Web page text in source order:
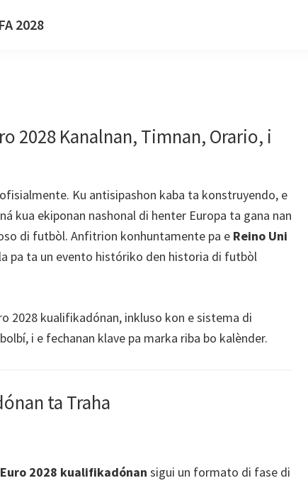
2028
2028 Kanalnan, Timnan, Orario, i
Ku antisipashon kaba ta konstruyendo, e
kua ekiponan nashonal di henter Europa ta gana nan
di futbòl. Anfitrion konhuntamente pa e Reino Uni
pa ta un evento históriko den historia di futbòl
2028 kualifikadónan, inkluso kon e sistema di
i e fechanan klave pa marka riba bo kalènder.
ta Traha
Euro 2028 kualifikadónan sigui un formato di fase di